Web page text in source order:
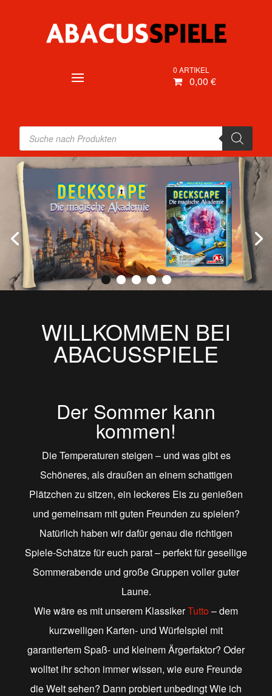
0 ARTIKEL
0,00 €
Products
search
WILLKOMMEN BEI
ABACUSSPIELE
Der Sommer kann
kommen!
Die Temperaturen steigen – und was gibt es
Schöneres, als draußen an einem schattigen
Plätzchen zu sitzen, ein leckeres Eis zu genießen
und gemeinsam mit guten Freunden zu spielen?
Natürlich haben wir dafür genau die richtigen
Spiele-Schätze für euch parat – perfekt für gesellige
Sommerabende und große Gruppen voller guter
Laune.
Wie wäre es mit unserem KlassikerTutto– dem
kurzweiligen Karten- und Würfelspiel mit
garantiertem Spaß- und kleinem Ärgerfaktor? Oder
wolltet ihr schon immer wissen, wie eure Freunde
die Welt sehen? Dann probiert unbedingt Wie ich